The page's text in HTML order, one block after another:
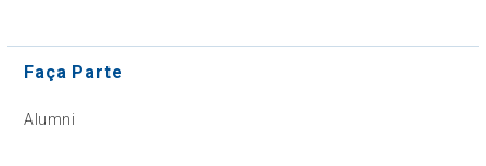
Faça Parte
Alumni